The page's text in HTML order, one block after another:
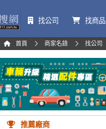
找公司 找商品
首頁 商家名錄 找公司
推薦廠商